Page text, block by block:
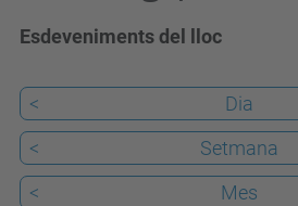
Esdeveniments del lloc
< Dia
<
Setmana
<
Mes